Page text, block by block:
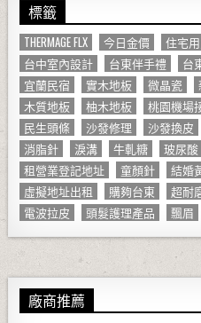
標籤
THERMAGE FLX 今日金價 住宅
台中室內設計
台東伴手禮 台
宜蘭民宿
實木地板 微晶瓷
木質地板
柚木地板 桃園機場
民生頭條
沙發修理 沙發換皮
消脂針
淚溝 牛軋糖 玻尿酸
租營業登記地址
童顏針 結婚
虛擬地址出租
購夠台東 超耐
電波拉皮
頭髮護理產品 飄眉
廠商推薦